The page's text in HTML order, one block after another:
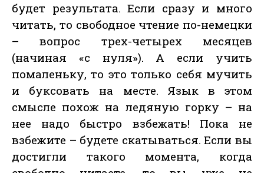
будет результата. Если сразу и много
читать, то свободное чтение по-немецки
– вопрос трех-четырех месяцев
(начиная «с нуля»). А если учить
помаленьку, то это только себя мучить
и буксовать на месте. Язык в этом
смысле похож на ледяную горку – на
нее надо быстро взбежать! Пока не
взбежите – будете скатываться. Если вы
достигли такого момента, когда